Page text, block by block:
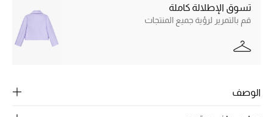
الجمال
المجوهرات
تسوق الإطلالة كاملة
قم بالتمرير لرؤية جميع المنتجات
الوصف